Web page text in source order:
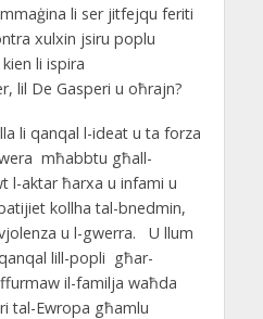
li ser jitfejqu feriti
xulxin jsiru poplu
li ispira
lil De Gasperi u oħrajn?
li qanqal l-ideat u ta forza
mħabbtu għall-
l-aktar ħarxa u infami u
kollha tal-bnedmin,
u l-gwerra. U llum
lill-popli għar-
il-familja waħda
tal-Ewropa għamlu